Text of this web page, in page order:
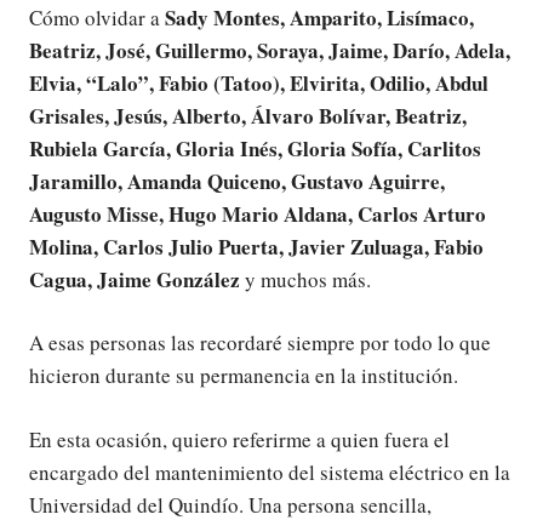
Cómo olvidar aSady Montes, Amparito,Lisímaco,
Beatriz, José, Guillermo, Soraya, Jaime, Darío, Adela,
Elvia, “Lalo”, Fabio (Tatoo), Elvirita, Odilio, Abdul
Grisales, Jesús, Alberto, Álvaro Bolívar,Beatriz,
Rubiela García, Gloria Inés, Gloria Sofía, Carlitos
Jaramillo, Amanda Quiceno, Gustavo Aguirre,
Augusto Misse, Hugo Mario Aldana, Carlos Arturo
Molina, Carlos Julio Puerta, Javier Zuluaga, Fabio
Cagua, Jaime González y muchos más.
A esas personas las recordaré siempre por todo lo que
hicieron durante su permanencia en la institución.
En esta ocasión, quiero referirme a quien fuera el
encargado del mantenimiento del sistema eléctrico en la
Universidad del Quindío. Una persona sencilla,